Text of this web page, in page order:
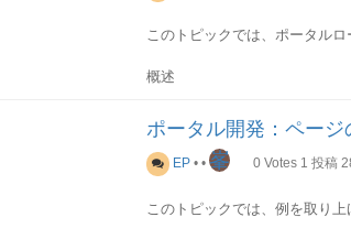
このトピックでは、ポータル
概述
のように表示するかが定義され
ユーザ、またはグループをポ
テンツをポータルに表示する
ルを割り当てるための適切な権
ポータルロールのほかにユー
ポータル開発：ページ
EP ••峯 0 Votes 1 投稿
このトピックでは、例を取り